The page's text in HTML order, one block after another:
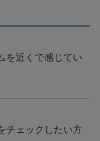
を近くで感じてい
チェックしたい方